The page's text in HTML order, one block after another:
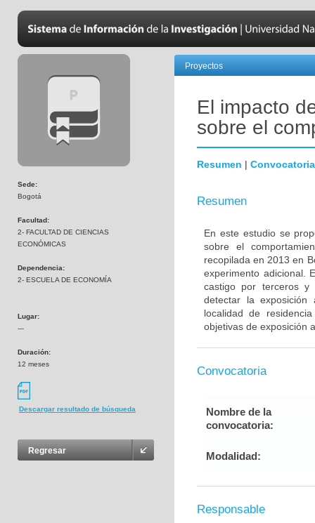
Sede:
Bogotá
Facultad:
2- FACULTAD DE CIENCIAS
ECONÓMICAS
Dependencia:
2- ESCUELA DE ECONOMÍA
Lugar:
---
Duración:
12 meses
Descargar resultado de búsqueda
Regresar
Proyectos
El impacto
sobre el
Resumen | Convocatoria
Resumen
En este estudio se
sobre el
recopilada en 2013 en
experimento adicional.
castigo por terceros y
detectar la
localidad de
objetivas de exposición
Convocatoria
Nombre de la
convocatoria:
Modalidad:
Responsable